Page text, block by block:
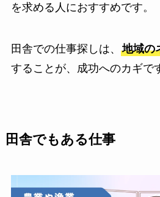
を求める人におすすめです。
田舎での仕事探しは、 地域の
することが、成功へのカギで
田舎でもある仕事